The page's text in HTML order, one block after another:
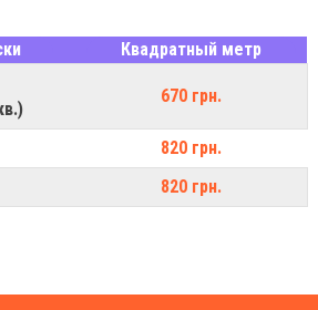
Квадратный метр
670 грн.
820 грн.
820 грн.